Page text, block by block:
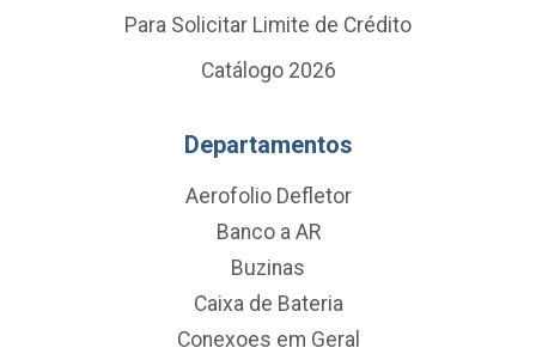
Para Solicitar Limite de Crédito
Catálogo 2026
Departamentos
Aerofolio Defletor
Banco a AR
Buzinas
Caixa de Bateria
Conexoes em Geral